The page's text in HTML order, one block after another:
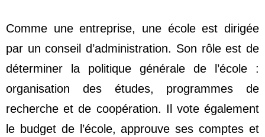
Comme une entreprise, une école est dirigée
par un conseil d’administration. Son rôle est de
déterminer la politique générale de l’école :
organisation des études, programmes de
recherche et de coopération. Il vote également
le budget de l’école, approuve ses comptes et